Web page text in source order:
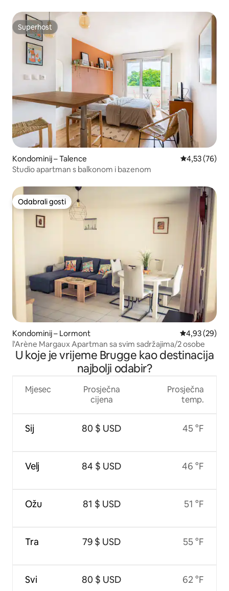
Superhost
Superhost
Kondominij – Talence Prosječna
4,53 (76)
Studio apartman s balkonom i bazenom
Odabrali gosti
Odabrali gosti
Kondominij – Lormont Prosječna
4,93 (29)
l'Arène Margaux Apartman sa svim sadržajima/2 osobe
U koje je vrijeme Brugge kao destinacija
najbolji odabir?
Mjesec
Sij
Velj
Ožu
Tra
Svi
Prosječna
cijena
80 $ USD
84 $ USD
81 $ USD
79 $ USD
80 $ USD
Prosječna
temp.
45 °F
46 °F
51 °F
55 °F
62 °F